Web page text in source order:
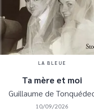
LA BLEUE
Ta mère et moi
Guillaume de
10/09/2026